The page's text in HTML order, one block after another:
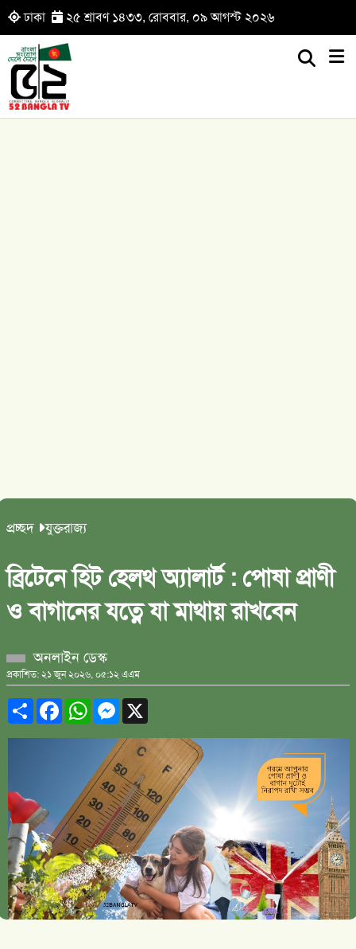
ঢাকা ২৫ শ্রাবণ ১৪৩৩, রোববার, ০৯ আগস্ট ২০২৬
প্রচ্ছদ যুক্তরাজ্য
ব্রিটেনে হিট হেলথ অ্যালার্ট : পোষা প্রাণী
ও বাগানের যত্নে যা মাথায় রাখবেন
অনলাইন ডেস্ক
প্রকাশিত: ২১ জুন ২০২৬, ০৫:১২ এএম
ShareFacebookWhatsAppMessenger